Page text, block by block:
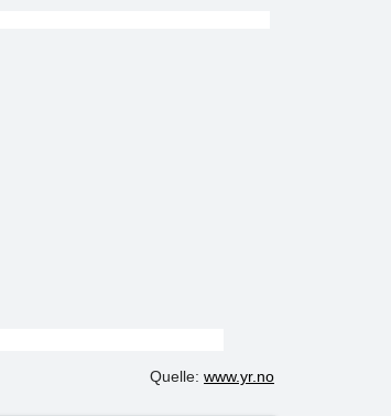
Quelle: www.yr.no